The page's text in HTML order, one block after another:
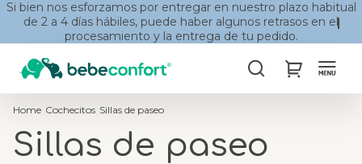
Si bien nos esforzamos por entregar en nuestro plazo habitual
de 2 a 4 días hábiles, puede haber algunos retrasos en el
procesamiento y la entrega de tu pedido.
BuscarMy Cart
Home Cochecitos Sillas de paseo
Sillas de paseo